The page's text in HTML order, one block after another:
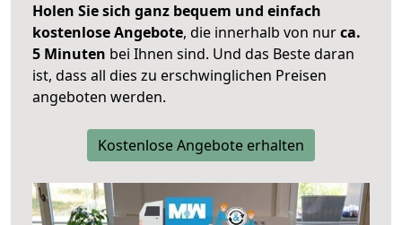
Holen Sie sich ganz bequem und einfach
kostenlose Angebote, die innerhalb von nurca.
5 Minuten bei Ihnen sind. Und das Beste daran
ist, dass all dies zu erschwinglichen Preisen
angeboten werden.
Kostenlose Angebote erhalten